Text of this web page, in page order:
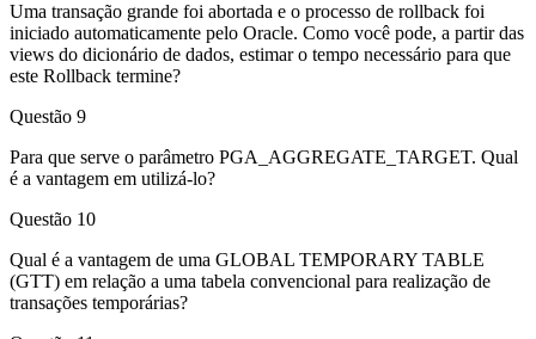
Uma transação grande foi abortada e o processo de rollback foi
iniciado automaticamente pelo Oracle. Como você pode, a partir das
views do dicionário de dados, estimar o tempo necessário para que
este Rollback termine?
Questão 9
Para que serve o parâmetro PGA_AGGREGATE_TARGET. Qual
é a vantagem em utilizá-lo?
Questão 10
Qual é a vantagem de uma GLOBAL TEMPORARY TABLE
(GTT) em relação a uma tabela convencional para realização de
transações temporárias?